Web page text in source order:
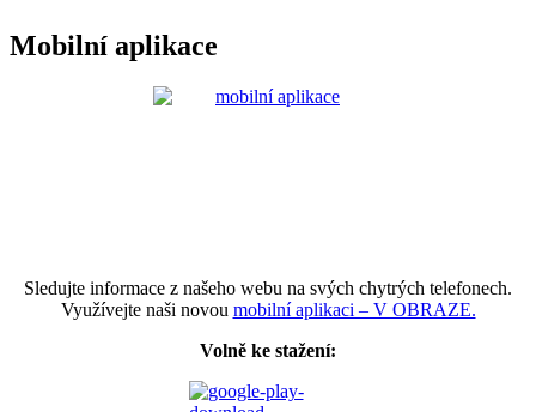
Mobilní aplikace
Sledujte informace z našeho webu na svých chytrých telefonech.
Využívejte naši novou mobilní aplikaci – V OBRAZE.
Volně ke stažení: